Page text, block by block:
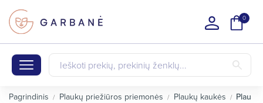
0
Pagrindinis Plaukų priežiūros priemonės Plaukų kaukės